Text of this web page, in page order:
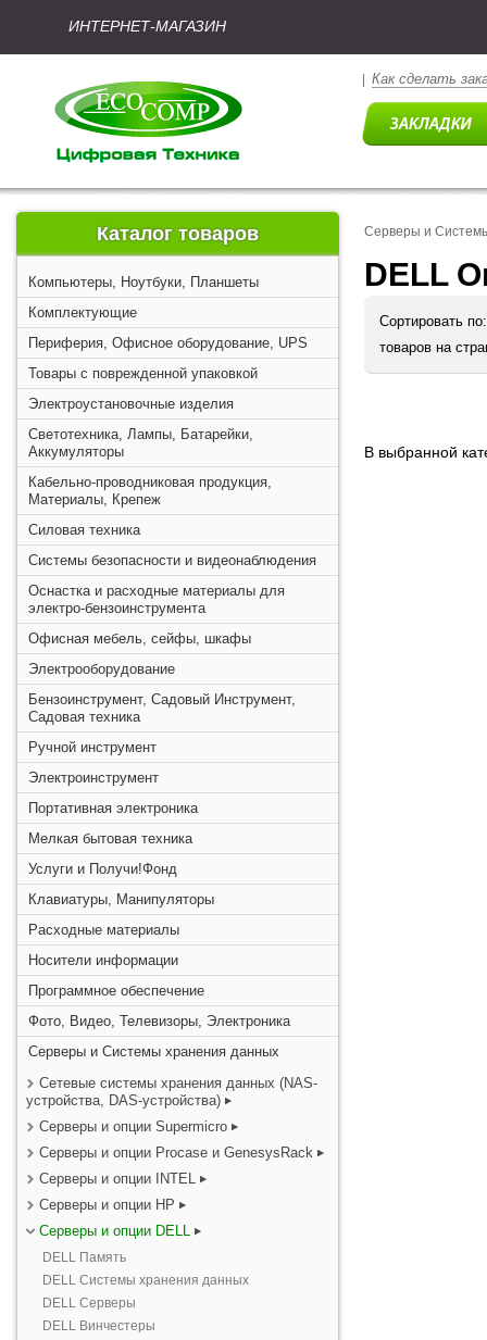
ИНТЕРНЕТ-МАГАЗИН
Как сделать
Каталог товаров
Компьютеры, Ноутбуки, Планшеты
Комплектующие
Периферия, Офисное оборудование, UPS
Товары с поврежденной упаковкой
Электроустановочные изделия
Светотехника, Лампы, Батарейки,
Аккумуляторы
Кабельно-проводниковая продукция,
Материалы, Крепеж
Силовая техника
Системы безопасности и видеонаблюдения
Оснастка и расходные материалы для
электро-бензоинструмента
Офисная мебель, сейфы, шкафы
Электрооборудование
Бензоинструмент, Садовый Инструмент,
Садовая техника
Ручной инструмент
Электроинструмент
Портативная электроника
Мелкая бытовая техника
Услуги и Получи!Фонд
Клавиатуры, Манипуляторы
Расходные материалы
Носители информации
Программное обеспечение
Фото, Видео, Телевизоры, Электроника
Серверы и Системы хранения данных
Сетевые системы хранения данных (NAS-
устройства, DAS-устройства)
Серверы и опции Supermicro
Серверы и опции Procase и GenesysRack
Серверы и опции INTEL
Серверы и опции HP
Серверы и опции DELL
DELL Память
DELL Системы хранения данных
DELL Серверы
DELL Винчестеры
Серверы и
DELL
Сортировать
товаров на
В выбранной